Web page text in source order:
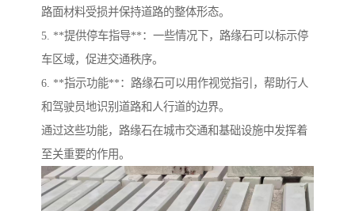
路面材料受损并保持道路的整体形态。
5. **提供停车指导**：一些情况下，路缘石可以标示停
车区域，促进交通秩序。
6. **指示功能**：路缘石可以用作视觉指引，帮助行人
和驾驶员地识别道路和人行道的边界。
通过这些功能，路缘石在城市交通和基础设施中发挥着
至关重要的作用。